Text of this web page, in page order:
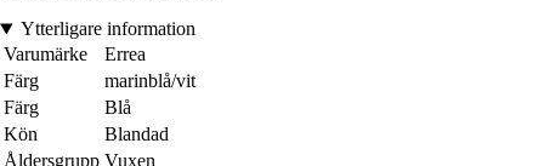
Ytterligare information
Varumärke
Errea
Färg
marinblå/vit
Färg
Blå
Kön
Blandad
Åldersgrupp Vuxen